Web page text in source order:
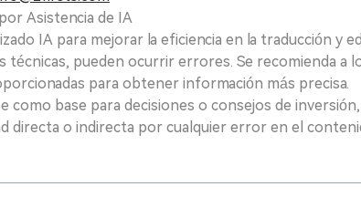
Asistencia de IA
IA para mejorar la eficiencia en la traducción y
técnicas, pueden ocurrir errores. Se recomienda a
para obtener información más precisa.
como base para decisiones o consejos de
directa o indirecta por cualquier error en el